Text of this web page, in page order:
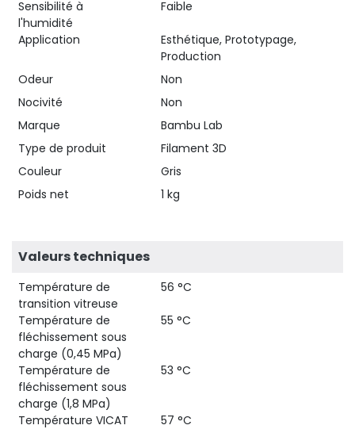
Sensibilité à
l'humidité
Faible
Application
Esthétique, Prototypage,
Production
Odeur
Non
Nocivité
Non
Marque
Bambu Lab
Type de produit
Filament 3D
Couleur
Gris
Poids net
1 kg
Valeurs techniques
Température de
transition vitreuse
56 °C
Température de
fléchissement sous
charge (0,45 MPa)
55 °C
Température de
fléchissement sous
charge (1,8 MPa)
53 °C
Température VICAT
57 °C